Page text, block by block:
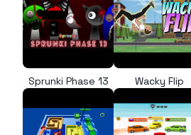
Sprunki Phase 13 Wacky Flip